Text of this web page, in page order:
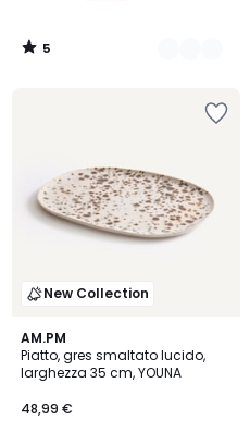
5
/
New Collection
AM.PM
Piatto, gres smaltato lucido,
larghezza 35 cm, YOUNA
48,99 €